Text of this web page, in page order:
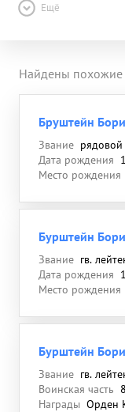
Ещё
Найдены похожие
Бруштейн
Звание рядовой
Дата рождения
Место рождения
Бурштейн
Звание гв.
Дата рождения
Место рождения
Бурштейн
Звание гв.
Воинская часть
Награды Орден